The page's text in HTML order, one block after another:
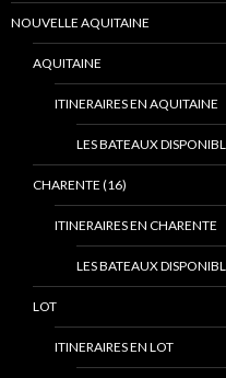
NOUVELLE AQUITAINE
AQUITAINE
ITINERAIRES EN AQUITAINE
LES BATEAUX
CHARENTE (16)
ITINERAIRES EN CHARENTE
LES BATEAUX
LOT
ITINERAIRES EN LOT